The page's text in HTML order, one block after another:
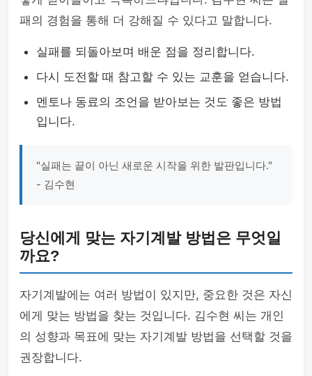
패의 경험을 통해 더 강해질 수 있다고 말합니다.
실패를 되돌아보며 배운 점을 정리합니다.
다시 도전할 때 참고할 수 있는 교훈을 얻습니다.
멘토나 동료의 조언을 받아보는 것도 좋은 방법
입니다.
"실패는 끝이 아닌 새로운 시작을 위한 발판입니다."
- 김수현
당신에게 맞는 자기계발 방법은 무엇일
까요?
자기계발에는 여러 방법이 있지만, 중요한 것은 자신
에게 맞는 방법을 찾는 것입니다. 김수현 씨는 개인
의 성향과 목표에 맞는 자기계발 방법을 선택할 것을
권장합니다.